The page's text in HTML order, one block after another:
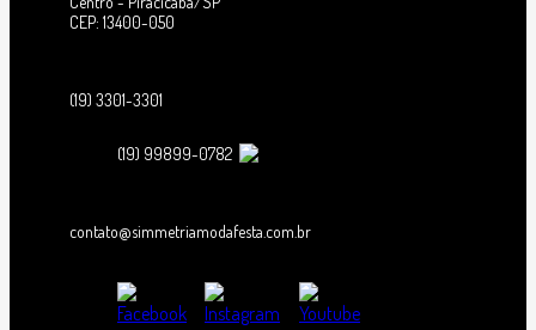
CEP: 13400-050
(19) 3301-3301
(19) 99899-0782
contato@simmetriamodafesta.com.br